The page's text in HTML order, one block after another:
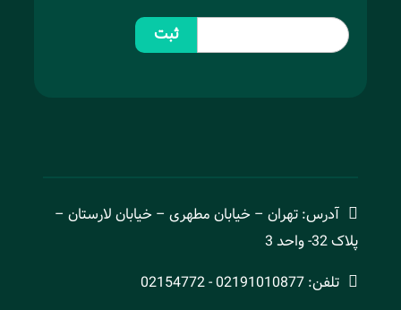
ثبت
آدرس: تهران – خیابان مطهری – خیابان لارستان –
پلاک 32- واحد 3
تلفن: 02191010877 - 02154772